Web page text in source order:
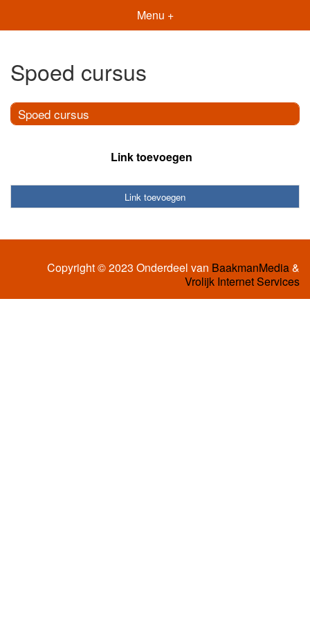
Menu +
Spoed cursus
Spoed cursus
Link toevoegen
Link toevoegen
Copyright © 2023 Onderdeel van BaakmanMedia&
Vrolijk Internet Services